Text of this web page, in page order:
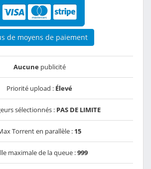
de moyens de paiement
Aucunepublicité
Priorité upload : Élevé
sélectionnés : PAS DE LIMITE
Torrent en parallèle : 15
maximale de la queue :999